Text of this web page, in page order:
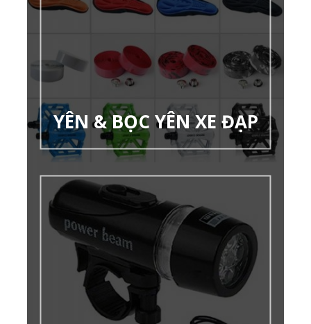
YÊN & BỌC YÊN XE ĐẠP